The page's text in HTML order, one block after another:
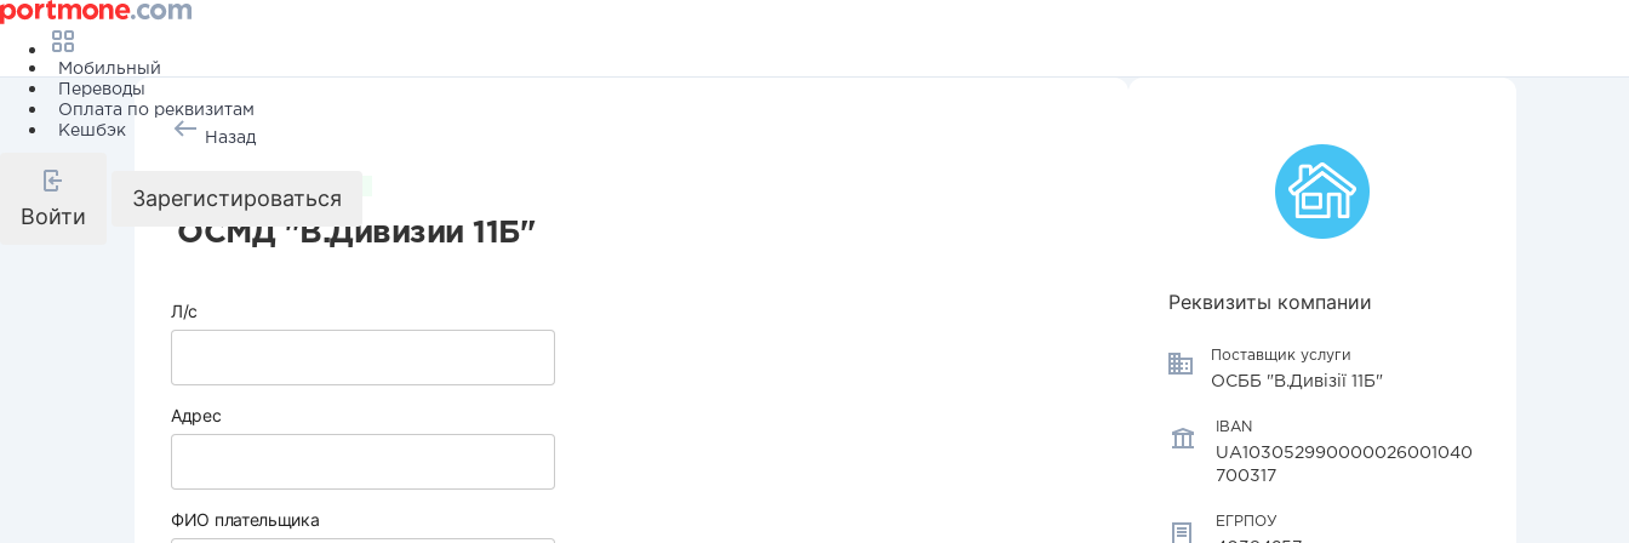
Мобильный
Переводы
Оплата по реквизитам
Кешбэк
Войти
Зарегистироваться
Назад
ОСМД "В.Дивизии 11Б"
Л/с
Адрес
ФИО плательщика
Реквизиты компании
Поставщик услуги
ОСББ "В.Дивізії 11Б"
IBAN
UA103052990000026001040
700317
ЕГРПОУ